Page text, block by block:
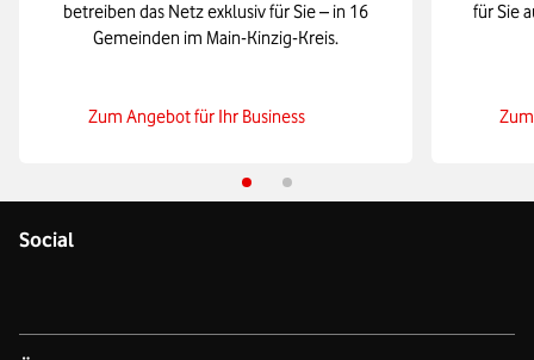
betreiben das Netz exklusiv für Sie – in 16
Gemeinden im Main-Kinzig-Kreis.
Zum Angebot für Ihr Business
für Sie
Social